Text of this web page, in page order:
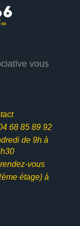
vous
68 85 89 92
de 9h à
vous
étage) à